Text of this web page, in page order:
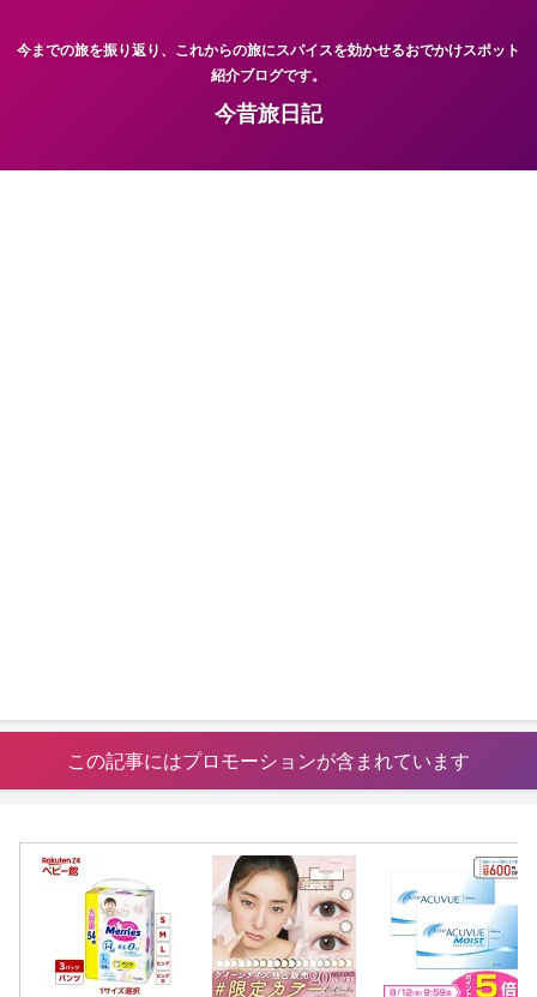
今までの旅を振り返り、これからの旅にスパイスを効かせるおでかけスポット
紹介ブログです。
今昔旅日記
この記事にはプロモーションが含まれています